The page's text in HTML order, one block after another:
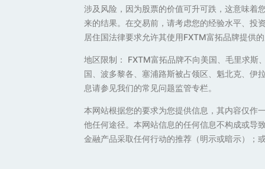
涉及风险，因为股票的价值可升可跌，这意味着
来的结果。在交易前，请考虑您的经验水平、投
居住国法律要求允许其使用FXTM富拓品牌提供
地区限制： FXTM富拓品牌不向美国、毛里求斯
国、波多黎各、塞浦路斯被占领区、魁北克、伊
息请参见我们的常见问题监管专栏。
本网站根据您的要求为您提供信息，其内容仅作
他任何途径。本网站信息的任何信息不构成或导
金融产品采取任何行动的推荐（明示或暗示）；